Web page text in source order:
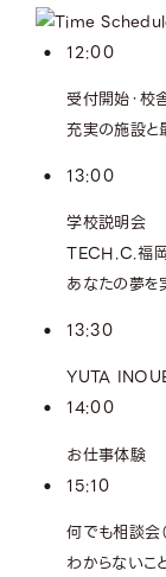
12:00
受付開始・校
充実の施設と
13:00
学校説明会
TECH.C.福岡
あなたの夢を
13:30
YUTA INOUE
14:00
お仕事体験
15:10
何でも相談会
わからないこ